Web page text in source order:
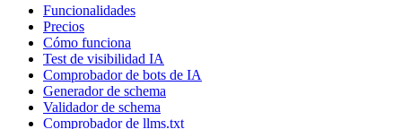
Funcionalidades
Precios
Cómo funciona
Test de visibilidad IA
Comprobador de bots de IA
Generador de schema
Validador de schema
Comprobador de llms.txt